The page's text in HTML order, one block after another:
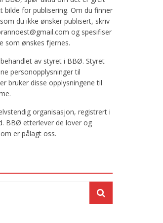
bilde for publisering. Om du finner
du ikke ønsker publisert, skriv
og spesifiser
som ønskes fjernes.
av styret i BBØ. Styret
personopplysninger til
bruker disse opplysningene til
organisasjon, registrert i
BBØ etterlever de lover og
er pålagt oss.